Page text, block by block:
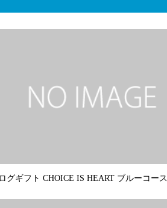
グギフト CHOICE IS HEART ブルーコース